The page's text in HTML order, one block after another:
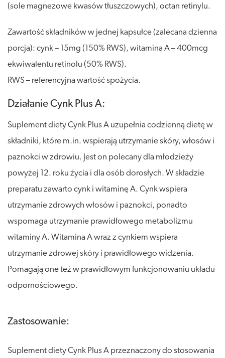
(sole magnezowe kwasów tłuszczowych), octan retinylu.
Zawartość składników w jednej kapsułce (zalecana dzienna
porcja): cynk – 15mg (150% RWS), witamina A – 400mcg
ekwiwalentu retinolu (50% RWS).
RWS – referencyjna wartość spożycia.
Działanie Cynk Plus A:
Suplement diety Cynk Plus A uzupełnia codzienną dietę w
składniki, które m.in. wspierają utrzymanie skóry, włosów i
paznokci w zdrowiu. Jest on polecany dla młodzieży
powyżej 12. roku życia i dla osób dorosłych. W składzie
preparatu zawarto cynk i witaminę A. Cynk wspiera
utrzymanie zdrowych włosów i paznokci, ponadto
wspomaga utrzymanie prawidłowego metabolizmu
witaminy A. Witamina A wraz z cynkiem wspiera
utrzymanie zdrowej skóry i prawidłowego widzenia.
Pomagają one też w prawidłowym funkcjonowaniu układu
odpornościowego.
Zastosowanie:
Suplement diety Cynk Plus A przeznaczony do stosowania